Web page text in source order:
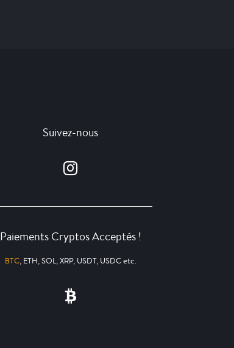
Suivez-nous
Paiements Cryptos Acceptés !
BTC, ETH, SOL, XRP, USDT, USDC etc.